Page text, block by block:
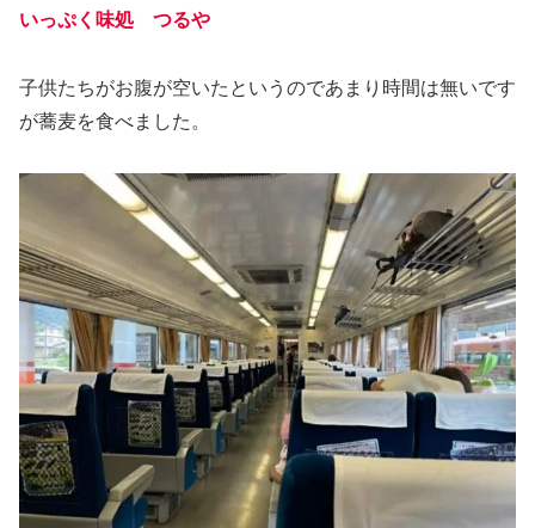
いっぷく味処 つるや
子供たちがお腹が空いたというのであまり時間は無いです
が蕎麦を食べました。